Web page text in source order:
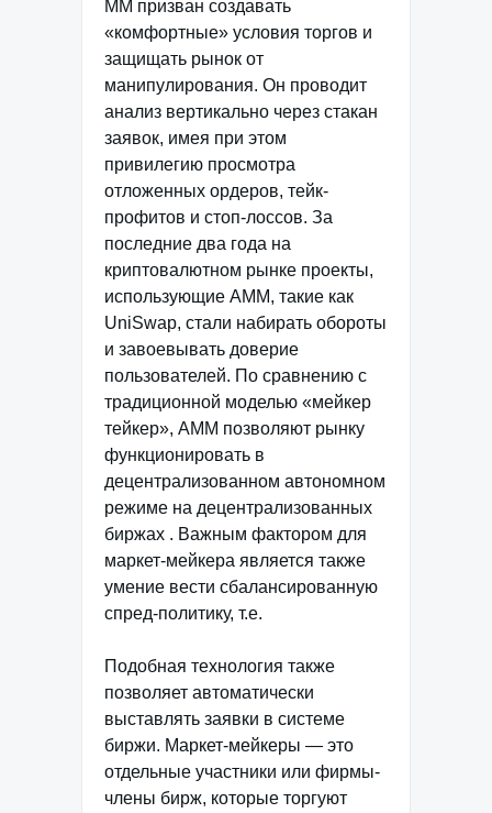
ММ призван создавать
«комфортные» условия торгов и
защищать рынок от
манипулирования. Он проводит
анализ вертикально через стакан
заявок, имея при этом
привилегию просмотра
отложенных ордеров, тейк-
профитов и стоп-лоссов. За
последние два года на
криптовалютном рынке проекты,
использующие АММ, такие как
UniSwap, стали набирать обороты
и завоевывать доверие
пользователей. По сравнению с
традиционной моделью «мейкер
тейкер», АММ позволяют рынку
функционировать в
децентрализованном автономном
режиме на децентрализованных
биржах . Важным фактором для
маркет-мейкера является также
умение вести сбалансированную
спред-политику, т.е.
Подобная технология также
позволяет автоматически
выставлять заявки в системе
биржи. Маркет-мейкеры — это
отдельные участники или фирмы-
члены бирж, которые торгуют